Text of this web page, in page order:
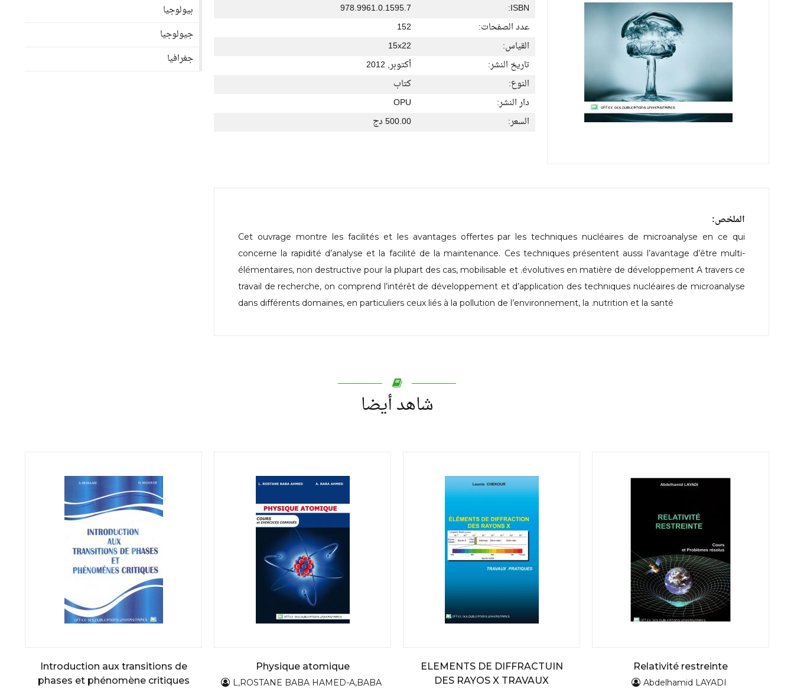
ISBN:
978.9961.0.1595.7
عدد الصفحات:
152
القياس:
15x22
تاريخ النشر:
أكتوبر, 2012
النوع:
كتاب
دار النشر:
OPU
السعر:
500.00 دج
الملخص:
Cet ouvrage montre les facilités et les avantages offertes par les techniques nucléaires de microanalyse en ce qui
concerne la rapidité d’analyse et la facilité de la maintenance. Ces techniques présentent aussi l’avantage d’être multi-
élémentaires, non destructive pour la plupart des cas, mobilisable et .évolutives en matière de développement A travers ce
travail de recherche, on comprend l’intérêt de développement et d’application des techniques nucléaires de microanalyse
dans différents domaines, en particuliers ceux liés à la pollution de l’environnement, la .nutrition et la santé
بيولوجيا
جيولوجيا
جغرافيا
شاهد أيضا
Relativité restreinte
Abdelhamid LAYADI
ELEMENTS DE DIFFRACTUIN
DES RAYOS X TRAVAUX
Physique atomique
L,ROSTANE BABA HAMED-A,BABA
Introduction aux transitions de
phases et phénomène critiques